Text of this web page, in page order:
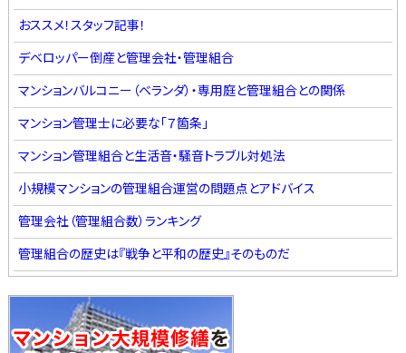
おススメ！スタッフ記事！
デベロッパー倒産と管理会社・管理組合
マンションバルコニー（ベランダ）・専用庭と管理組合との関係
マンション管理士に必要な「７箇条」
マンション管理組合と生活音・騒音トラブル対処法
小規模マンションの管理組合運営の問題点とアドバイス
管理会社（管理組合数）ランキング
管理組合の歴史は『戦争と平和の歴史』そのものだ